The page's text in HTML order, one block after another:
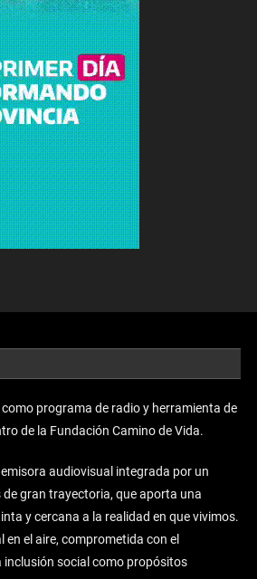
programa de radio y herramienta de
de la Fundación Camino de Vida.
emisora audiovisual integrada por un
gran trayectoria, que aporta una
y cercana a la realidad en que vivimos.
en el aire, comprometida con el
inclusión social como propósitos